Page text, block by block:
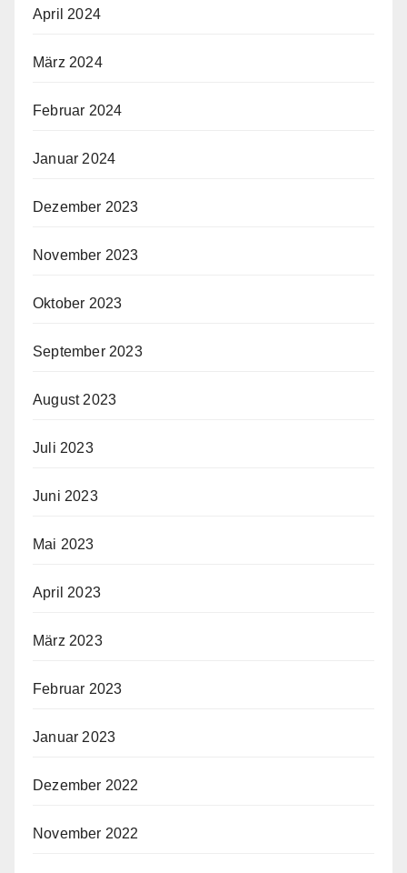
April 2024
März 2024
Februar 2024
Januar 2024
Dezember 2023
November 2023
Oktober 2023
September 2023
August 2023
Juli 2023
Juni 2023
Mai 2023
April 2023
März 2023
Februar 2023
Januar 2023
Dezember 2022
November 2022